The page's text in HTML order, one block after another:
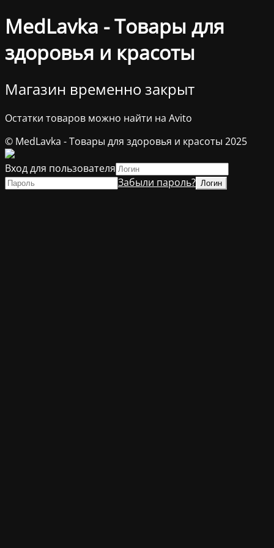
MedLavka - Товары для
здоровья и красоты
Магазин временно закрыт
Остатки товаров можно найти на Avito
© MedLavka - Товары для здоровья и красоты 2025
Вход для пользователя
Забыли пароль?